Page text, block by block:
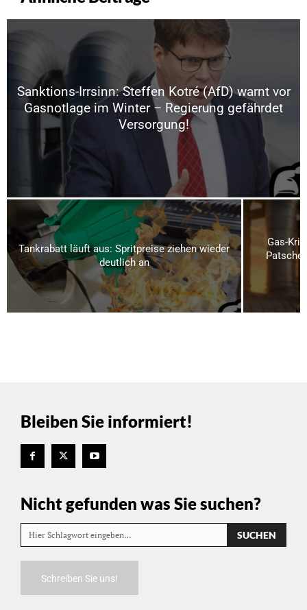
Sanktions-Irrsinn: Steffen Kotré (AfD) warnt vor
Gasnotlage im Winter – Regierung gefährdet
Versorgung!
Tankrabatt läuft aus: Spritpreise ziehen wieder
deutlich an
Gas-
Patsche
Bleiben Sie informiert!
Nicht gefunden was Sie suchen?
Hier Schlagwort eingeben… SUCHEN
Schreiben Sie uns!